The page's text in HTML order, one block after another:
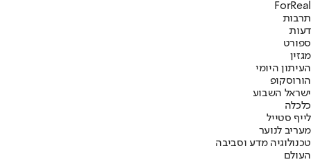
ForReal
תרבות
דעות
ספורט
מגזין
העיתון היומי
הורוסקופ
ישראל השבוע
כלכלה
לייף סטייל
מעריב לנוער
טכנולוגיה מדע וסביבה
העולם